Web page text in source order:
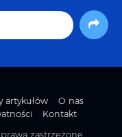
artykułów
O nas
Kontakt
prawa zastrzeżone.